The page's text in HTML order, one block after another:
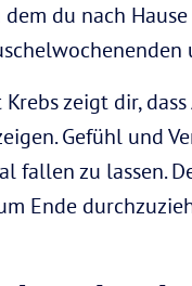
dem du nach
Krebs zeigt dir,
Gefühl und
fallen zu lassen.
Ende